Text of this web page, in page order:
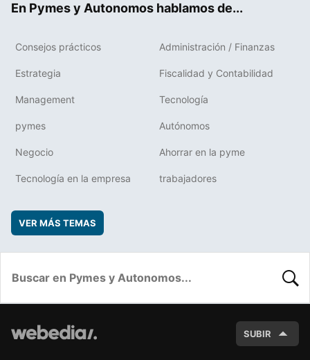
En Pymes y Autonomos hablamos de...
Consejos prácticos Administración / Finanzas
Estrategia Fiscalidad y Contabilidad
Management Tecnología
pymes Autónomos
Negocio Ahorrar en la pyme
Tecnología en la empresa trabajadores
VER MÁS TEMAS
SUBIR